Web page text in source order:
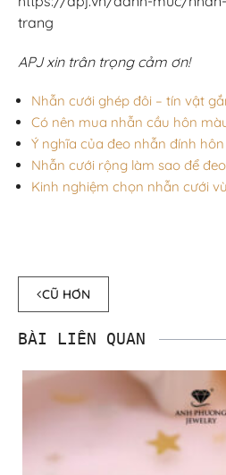
trang
APJ xin trân trọng cảm ơn!
Nhẫn cưới ghép đôi – tín vật
Có nên mua nhẫn cầu hôn
Ý nghĩa của đeo nhẫn đính hôn
Nhẫn cưới rộng làm sao để
Kinh nghiệm chọn nhẫn cưới
CŨ HƠN
BÀI LIÊN QUAN